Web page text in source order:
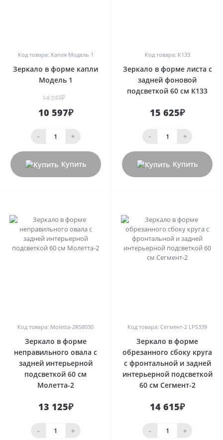
Код товара: Капля Модель 1
Зеркало в форме капли
Модель 1
14 244₽
10 597₽
- +
Купить
Код товара: К133
Зеркало в форме листа с
задней фоновой
подсветкой 60 см К133
15 625₽
- +
Купить
Код товара: Moletta-2RS8030
Зеркало в форме
неправильного овала с
задней интерьерной
подсветкой 60 см
Молетта-2
13 125₽
- +
Код товара: Сегмент-2 LPS339
Зеркало в форме
обрезанного сбоку круга
с фронтальной и задней
интерьерной подсветкой
60 см Сегмент-2
14 615₽
- +